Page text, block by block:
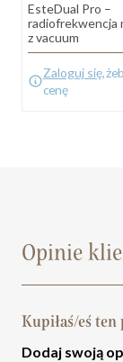
EsteDual Pro –
radiofrekwencja
z vacuum
Zaloguj się,
cenę
Opinie
Kupiłaś/eś
Dodaj swoją